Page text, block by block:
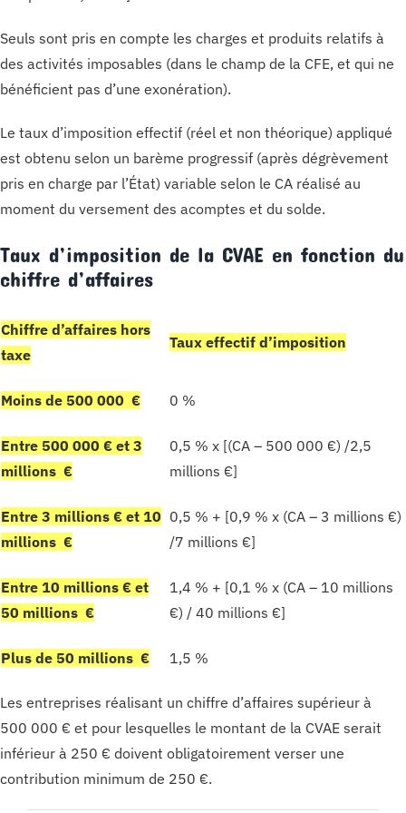
Seuls sont pris en compte les charges et produits relatifs à
des activités imposables (dans le champ de la CFE, et qui ne
bénéficient pas d’une exonération).
Le taux d’imposition effectif (réel et non théorique) appliqué
est obtenu selon un barème progressif (après dégrèvement
pris en charge par l’État) variable selon le CA réalisé au
moment du versement des acomptes et du solde.
Taux d’imposition de la CVAE en fonction du
chiffre d’affaires
Chiffre d’affaires hors
taxe
Taux effectif d’imposition
Moins de 500 000 € 0 %
Entre 500 000 € et 3
millions €
0,5 % x [(CA – 500 000 €) /2,5
millions €]
Entre 3 millions € et 10
millions €
0,5 % + [0,9 % x (CA – 3 millions €)
/7 millions €]
Entre 10 millions € et
50 millions €
1,4 % + [0,1 % x (CA – 10 millions
€) / 40 millions €]
Plus de 50 millions € 1,5 %
Les entreprises réalisant un chiffre d’affaires supérieur à
500 000 € et pour lesquelles le montant de la CVAE serait
inférieur à 250 € doivent obligatoirement verser une
contribution minimum de 250 €.